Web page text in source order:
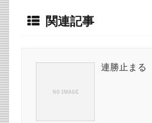
関連記事
連勝止まる